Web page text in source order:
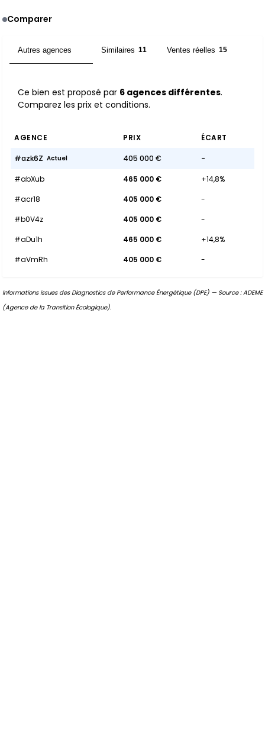
Comparer
Autres agences Similaires 11 Ventes réelles 15
Ce bien est proposé par 6 agences différentes.
Comparez les prix et conditions.
AGENCE PRIX ÉCART
#azk6Z Actuel 405 000 € -
#abXub 465 000 €
+14,8%
#acr18
405 000 €
-
#b0V4z
405 000 €
-
#aDu1h
465 000 €
+14,8%
#aVmRh
405 000 € -
Informations issues des Diagnostics de Performance Énergétique (DPE) — Source : ADEME
(Agence de la Transition Écologique).